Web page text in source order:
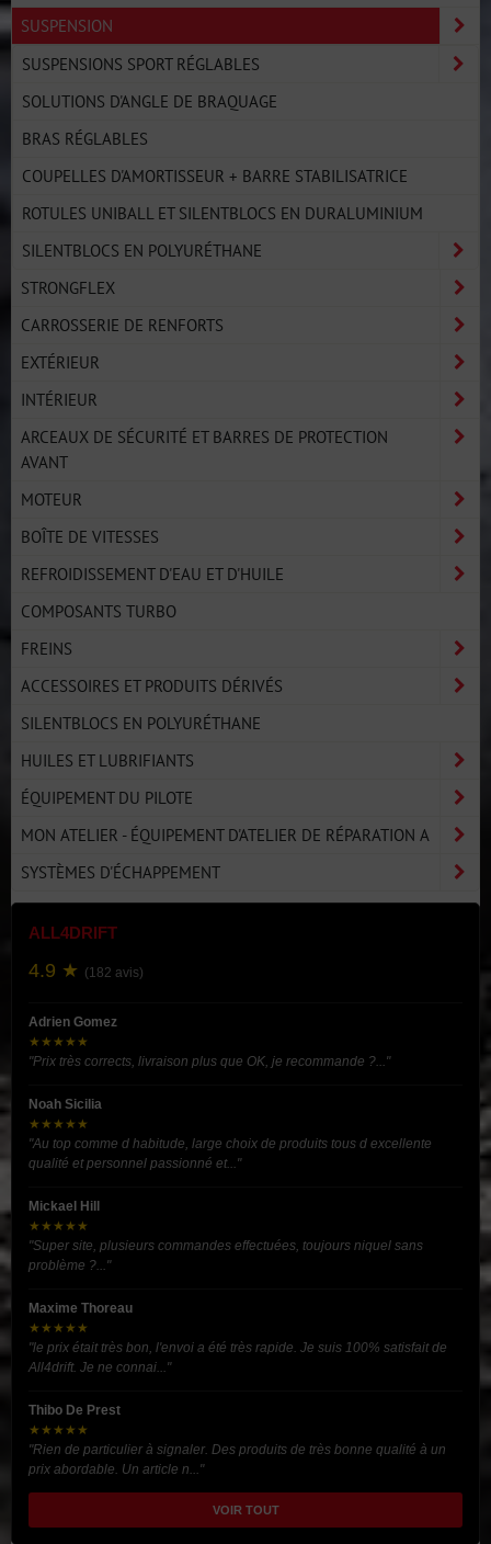
SUSPENSION
SUSPENSIONS SPORT RÉGLABLES
SOLUTIONS D'ANGLE DE BRAQUAGE
BRAS RÉGLABLES
COUPELLES D'AMORTISSEUR + BARRE STABILISATRICE
ROTULES UNIBALL ET SILENTBLOCS EN DURALUMINIUM
SILENTBLOCS EN POLYURÉTHANE
STRONGFLEX
CARROSSERIE DE RENFORTS
EXTÉRIEUR
INTÉRIEUR
ARCEAUX DE SÉCURITÉ ET BARRES DE PROTECTION
AVANT
MOTEUR
BOÎTE DE VITESSES
REFROIDISSEMENT D'EAU ET D'HUILE
COMPOSANTS TURBO
FREINS
ACCESSOIRES ET PRODUITS DÉRIVÉS
SILENTBLOCS EN POLYURÉTHANE
HUILES ET LUBRIFIANTS
ÉQUIPEMENT DU PILOTE
MON ATELIER - ÉQUIPEMENT D'ATELIER DE RÉPARATION A
SYSTÈMES D'ÉCHAPPEMENT
ALL4DRIFT
4.9 ★ (182 avis)
Adrien Gomez
★★★★★
"Prix très corrects, livraison plus que OK, je recommande ?..."
Noah Sicilia
★★★★★
"Au top comme d habitude, large choix de produits tous d excellente
qualité et personnel passionné et..."
Mickael Hill
★★★★★
"Super site, plusieurs commandes effectuées, toujours niquel sans
problème ?..."
Maxime Thoreau
★★★★★
"le prix était très bon, l'envoi a été très rapide. Je suis 100% satisfait de
All4drift. Je ne connai..."
Thibo De Prest
★★★★★
"Rien de particulier à signaler. Des produits de très bonne qualité à un
prix abordable. Un article n..."
VOIR TOUT